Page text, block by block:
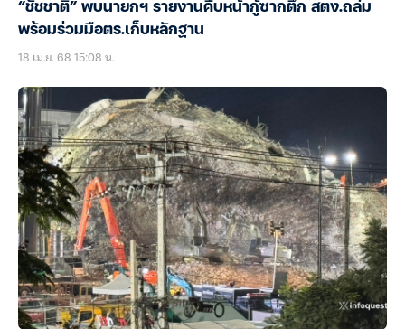
“ชัชชาติ” พบนายกฯ รายงานคืบหน้ากู้ซากตึก สตง.ถล่ม
พร้อมร่วมมือตร.เก็บหลักฐาน
18 เม.ย. 68 15:08 น.